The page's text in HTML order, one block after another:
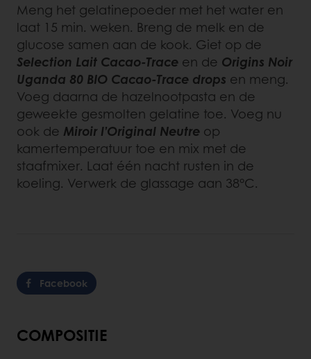
Meng het gelatinepoeder met het water en
laat 15 min. weken. Breng de melk en de
glucose samen aan de kook. Giet op de
Selection Lait Cacao-Trace en de Origins Noir
Uganda 80 BIO Cacao-Trace drops en meng.
Voeg daarna de hazelnootpasta en de
geweekte gesmolten gelatine toe. Voeg nu
ook de Miroir l’Original Neutre op
kamertemperatuur toe en mix met de
staafmixer. Laat één nacht rusten in de
koeling. Verwerk de glassage aan 38°C.
Facebook
COMPOSITIE